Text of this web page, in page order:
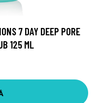
7 DAY DEEP PORE
125 ML